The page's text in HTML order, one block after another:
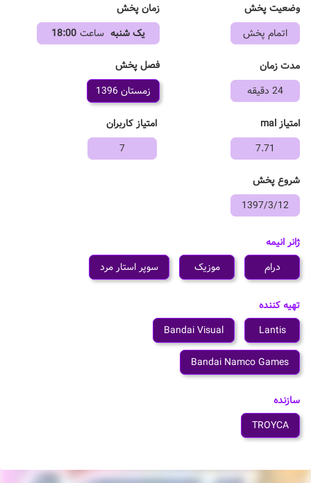
وضعیت پخش
اتمام پخش
زمان پخش
یک شنبه ساعت 18:00
مدت زمان
24 دقیقه
فصل پخش
زمستان 1396
امتیاز mal
7.71
امتیاز کاربران
7
شروع پخش
1397/3/12
ژانر انیمه
درام
موزیک سوپر استار مرد
تهیه کننده
Lantis
Bandai Visual
Bandai Namco Games
سازنده
TROYCA